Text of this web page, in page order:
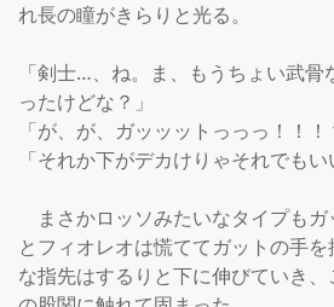
れ長の瞳がきらりと光る。
「剣士…、ね。ま、もうちょい武
ったけどな？」
「が、が、ガッッットっっっ！！！
「それか下がデカけりゃそれでも
まさかロッソみたいなタイプも
とフィオレオは慌ててガットの手
な指先はするりと下に伸びていき